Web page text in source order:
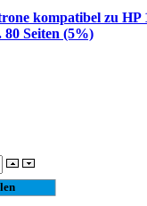
kompatibel zu HP
Seiten (5%)